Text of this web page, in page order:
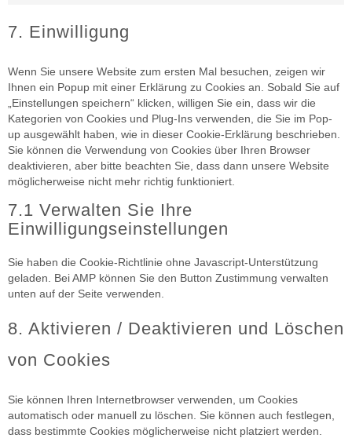
7. Einwilligung
Wenn Sie unsere Website zum ersten Mal besuchen, zeigen wir
Ihnen ein Popup mit einer Erklärung zu Cookies an. Sobald Sie auf
„Einstellungen speichern“ klicken, willigen Sie ein, dass wir die
Kategorien von Cookies und Plug-Ins verwenden, die Sie im Pop-
up ausgewählt haben, wie in dieser Cookie-Erklärung beschrieben.
Sie können die Verwendung von Cookies über Ihren Browser
deaktivieren, aber bitte beachten Sie, dass dann unsere Website
möglicherweise nicht mehr richtig funktioniert.
7.1 Verwalten Sie Ihre
Einwilligungseinstellungen
Sie haben die Cookie-Richtlinie ohne Javascript-Unterstützung
geladen. Bei AMP können Sie den Button Zustimmung verwalten
unten auf der Seite verwenden.
8. Aktivieren / Deaktivieren und Löschen
von Cookies
Sie können Ihren Internetbrowser verwenden, um Cookies
automatisch oder manuell zu löschen. Sie können auch festlegen,
dass bestimmte Cookies möglicherweise nicht platziert werden.